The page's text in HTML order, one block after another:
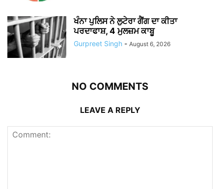
ਖੰਨਾ ਪੁਲਿਸ ਨੇ ਲੁਟੇਰਾ ਗੈਂਗ ਦਾ ਕੀਤਾ
ਪਰਦਾਫਾਸ਼, 4 ਮੁਲਜ਼ਮ ਕਾਬੂ
Gurpreet Singh - August 6, 2026
NO COMMENTS
LEAVE A REPLY